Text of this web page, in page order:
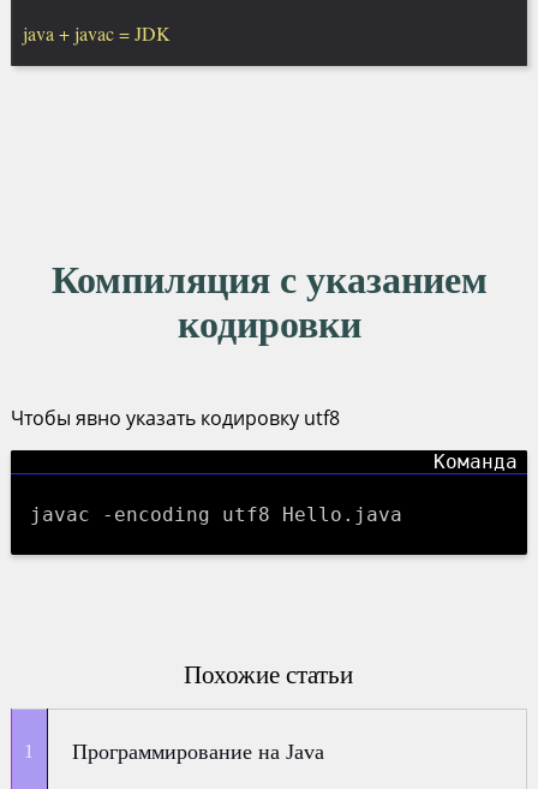
java + javac = JDK
Компиляция с указанием
кодировки
Чтобы явно указать кодировку utf8
javac -encoding utf8 Hello.java
Похожие статьи
Программирование на Java